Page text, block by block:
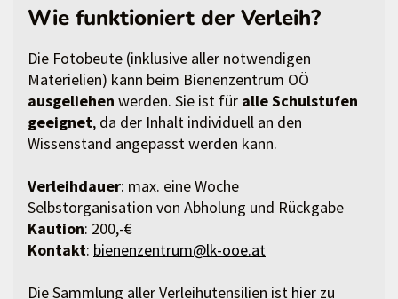
Wie funktioniert der Verleih?
Die Fotobeute (inklusive aller notwendigen
Materielien) kann beim Bienenzentrum OÖ
ausgeliehen werden. Sie ist für alle Schulstufen
geeignet, da der Inhalt individuell an den
Wissenstand angepasst werden kann.
Verleihdauer: max. eine Woche
Selbstorganisation von Abholung und Rückgabe
Kaution: 200,-€
Kontakt: bienenzentrum@lk-ooe.at
Die Sammlung aller Verleihutensilien ist hier zu